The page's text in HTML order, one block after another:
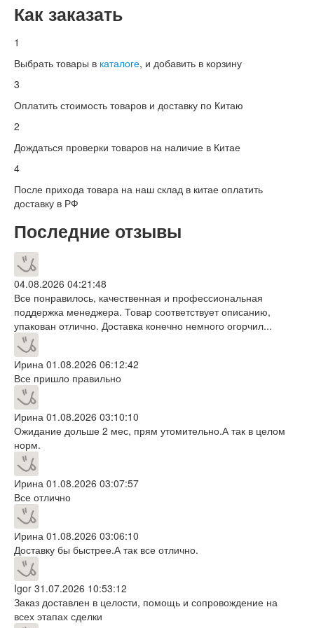
Как заказать
1
Выбрать товары в каталоге, и добавить в корзину
3
Оплатить стоимость товаров и доставку по Китаю
2
Дождаться проверки товаров на наличие в Китае
4
После прихода товара на наш склад в китае оплатить
доставку в РФ
Последние отзывы
04.08.2026 04:21:48
Все понравилось, качественная и профессиональная
поддержка менеджера. Товар соответствует описанию,
упакован отлично. Доставка конечно немного огорчил...
Ирина 01.08.2026 06:12:42
Все пришло правильно
Ирина 01.08.2026 03:10:10
Ожидание дольше 2 мес, прям утомительно.А так в целом
норм.
Ирина 01.08.2026 03:07:57
Все отлично
Ирина 01.08.2026 03:06:10
Доставку бы быстрее.А так все отлично.
Igor 31.07.2026 10:53:12
Заказ доставлен в целости, помощь и сопровождение на
всех этапах сделки